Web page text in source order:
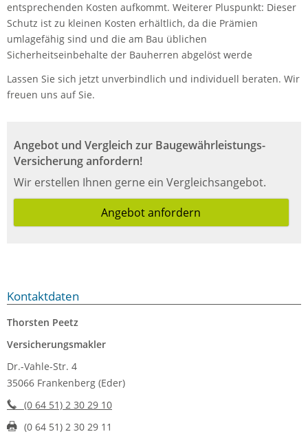
entsprechenden Kosten aufkommt. Weiterer Pluspunkt: Dieser
Schutz ist zu kleinen Kosten erhältlich, da die Prämien
umlagefähig sind und die am Bau üblichen
Sicherheitseinbehalte der Bauherren abgelöst werde
Lassen Sie sich jetzt unverbindlich und individuell beraten. Wir
freuen uns auf Sie.
Angebot und Vergleich zur Baugewährleistungs-
Versicherung anfordern!
Wir erstellen Ihnen gerne ein Vergleichsangebot.
Angebot anfordern
Kontaktdaten
Thorsten Peetz
Versicherungsmakler
Dr.-Vahle-Str. 4
35066 Frankenberg (Eder)
(0 64 51) 2 30 29 10
(0 64 51) 2 30 29 11